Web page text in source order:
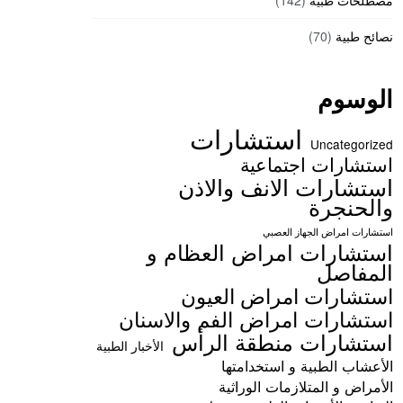
نصائح طبية (70)
الوسوم
Uncategorized استشارات
استشارات اجتماعية
استشارات الانف والاذن
والحنجرة
استشارات امراض الجهاز العصبي
استشارات امراض العظام و
المفاصل
استشارات امراض العيون
استشارات امراض الفم والاسنان
استشارات منطقة الرأس الأخبار الطبية
الأعشاب الطبية و استخدامتها
الأمراض و المتلازمات الوراثية